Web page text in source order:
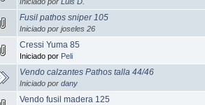
Fusil pathos sniper 105
Iniciado por joseles 26
Cressi Yuma 85
Iniciado por Peli
Vendo calzantes Pathos talla 44/46
Iniciado pordany
Vendo fusil madera 125